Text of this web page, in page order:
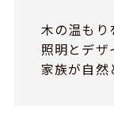
木の温もり
照明とデザ
家族が自然